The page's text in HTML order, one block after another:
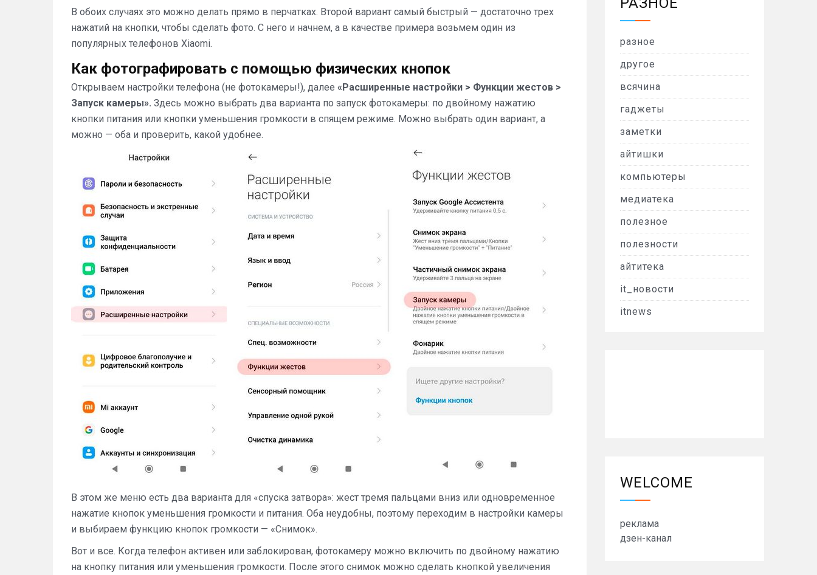
В обоих случаях это можно делать прямо в перчатках. Второй вариант самый быстрый — достаточно трех
нажатий на кнопки, чтобы сделать фото. С него и начнем, а в качестве примера возьмем один из
популярных телефонов Xiaomi.
Как фотографировать с помощью физических кнопок
Открываем настройки телефона (не фотокамеры!), далее «Расширенные настройки > Функции жестов >
Запуск камеры». Здесь можно выбрать два варианта по запуск фотокамеры: по двойному нажатию
кнопки питания или кнопки уменьшения громкости в спящем режиме. Можно выбрать один вариант, а
можно — оба и проверить, какой удобнее.
В этом же меню есть два варианта для «спуска затвора»: жест тремя пальцами вниз или одновременное
нажатие кнопок уменьшения громкости и питания. Оба неудобны, поэтому переходим в настройки камеры
и выбираем функцию кнопок громкости — «Снимок».
Вот и все. Когда телефон активен или заблокирован, фотокамеру можно включить по двойному нажатию
на кнопку питания или уменьшения громкости. После этого снимок можно сделать кнопкой увеличения
разное
другое
всячина
гаджеты
заметки
айтишки
компьютеры
медиатека
полезное
полезности
айтитека
it_новости
itnews
WELCOME
реклама
дзен-канал